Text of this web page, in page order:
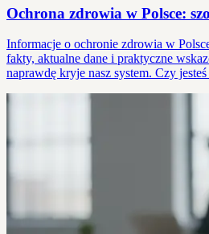
Ochrona zdrowia w Polsce:
Informacje o ochronie zdrowia w
fakty, aktualne dane i praktyczne
naprawdę kryje nasz system. Czy